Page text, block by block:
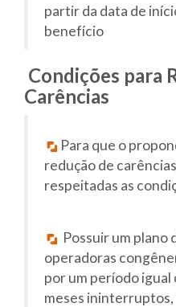
partir da data de
benefício
Condições para
Carências
Para que o
redução de
respeitadas as
Possuir um plano
operadoras
por um período igual
meses ininterruptos,